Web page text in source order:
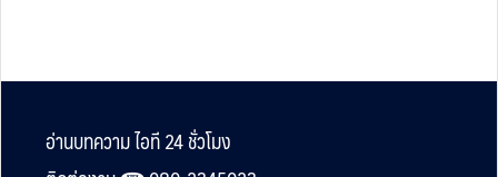
Footer
อ่านบทความ ไอที 24 ชั่วโมง